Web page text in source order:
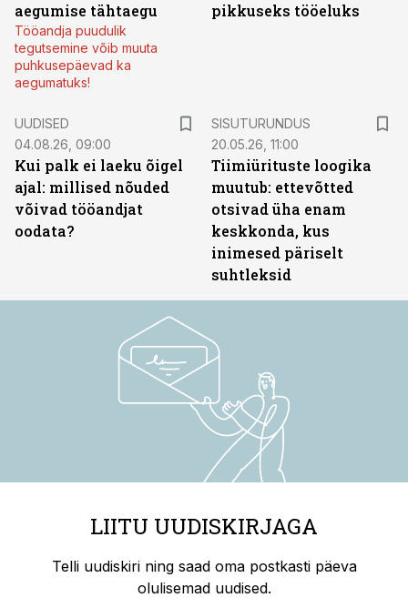
aegumise tähtaegu
Tööandja puudulik
tegutsemine võib muuta
puhkusepäevad ka
aegumatuks!
pikkuseks tööeluks
UUDISED
04.08.26, 09:00
Kui palk ei laeku õigel
ajal: millised nõuded
võivad tööandjat
oodata?
SISUTURUNDUS
20.05.26, 11:00
Tiimiürituste loogika
muutub: ettevõtted
otsivad üha enam
keskkonda, kus
inimesed päriselt
suhtleksid
LIITU UUDISKIRJAGA
Telli uudiskiri ning saad oma postkasti päeva
olulisemad uudised.